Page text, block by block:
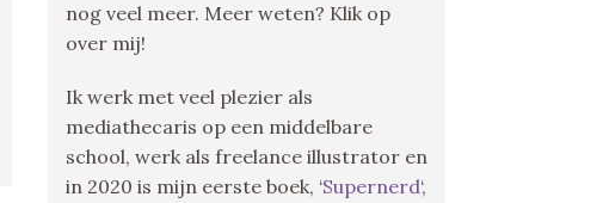
nog veel meer. Meer weten? Klik op
over mij!
Ik werk met veel plezier als
mediathecaris op een middelbare
school, werk als freelance illustrator en
in 2020 is mijn eerste boek, ‘Supernerd‘,